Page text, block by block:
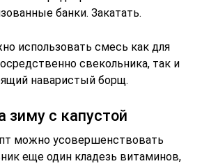
банки. Закатать.
использовать смесь как для
свекольника, так и
наваристый борщ.
зиму с капустой
можно усовершенствовать
еще один кладезь витаминов,